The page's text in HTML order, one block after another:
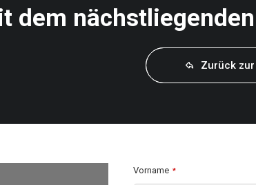
dem
Zurück
Vorname *